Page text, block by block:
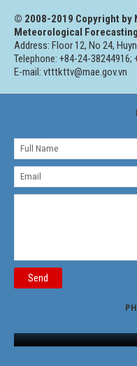
© 2008-2019 Copyright by
Meteorological Forecasting
Address: Floor 12, No 24,
Telephone: +84-24-
E-mail: vtttkttv@mae.gov.vn
Send